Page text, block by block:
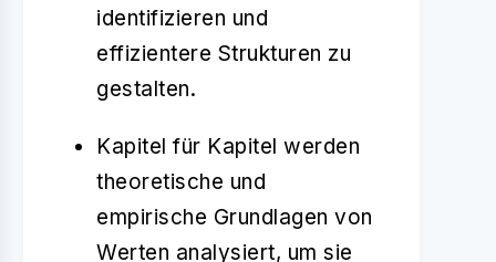
identifizieren und
effizientere Strukturen zu
gestalten.
Kapitel für Kapitel werden
theoretische und
empirische Grundlagen von
Werten analysiert, um sie